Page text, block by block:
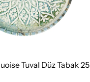
Tuval Düz Tabak 25